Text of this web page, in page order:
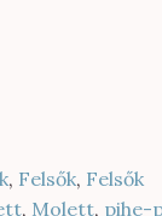
, Felsők, Felsők
, Molett, pihe-